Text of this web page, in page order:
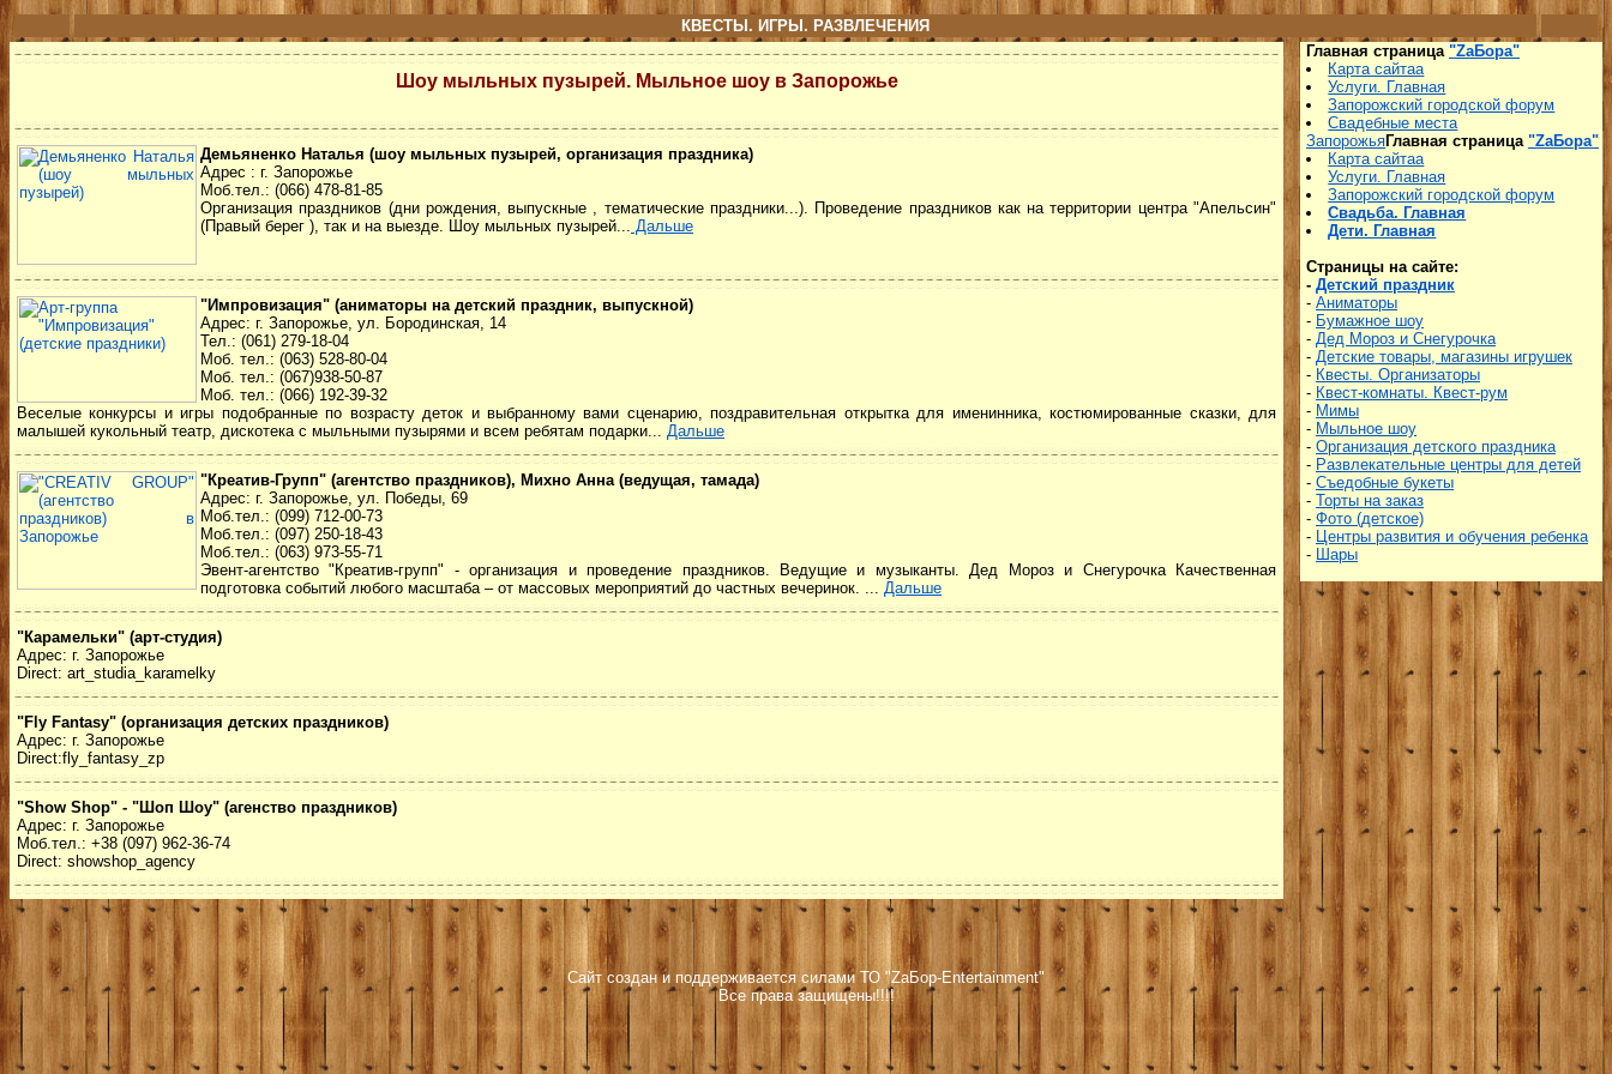
КВЕСТЫ. ИГРЫ. РАЗВЛЕЧЕНИЯ
Шоу мыльных пузырей. Мыльное шоу в Запорожье
Демьяненко Наталья (шоу мыльных пузырей, организация праздника)
Адрес : г. Запорожье
Моб.тел.: (066) 478-81-85
Организация праздников (дни рождения, выпускные , тематические праздники...). Проведение праздников как на территории центра "Апельсин"
(Правый берег ), так и на выезде. Шоу мыльных пузырей... Дальше
"Импровизация" (аниматоры на детский праздник, выпускной)
Адрес: г. Запорожье, ул. Бородинская, 14
Тел.: (061) 279-18-04
Моб. тел.: (063) 528-80-04
Моб. тел.: (067)938-50-87
Моб. тел.: (066) 192-39-32
Веселые конкурсы и игры подобранные по возрасту деток и выбранному вами сценарию, поздравительная открытка для именинника, костюмированные сказки, для
малышей кукольный театр, дискотека с мыльными пузырями и всем ребятам подарки... Дальше
"Креатив-Групп" (агентство праздников), Михно Анна (ведущая, тамада)
Адрес: г. Запорожье, ул. Победы, 69
Моб.тел.: (099) 712-00-73
Моб.тел.: (097) 250-18-43
Моб.тел.: (063) 973-55-71
Эвент-агентство "Креатив-групп" - организация и проведение праздников. Ведущие и музыканты. Дед Мороз и Снегурочка Качественная
подготовка событий любого масштаба – от массовых мероприятий до частных вечеринок. ... Дальше
"Карамельки" (арт-студия)
Адрес: г. Запорожье
Direct: art_studia_karamelky
"Fly Fantasy" (организация детских праздников)
Адрес: г. Запорожье
Direct:fly_fantasy_zp
"Show Shop" - "Шоп Шоу" (агенство праздников)
Адрес: г. Запорожье
Моб.тел.: +38 (097) 962-36-74
Direct: showshop_agency
Главная страница "ZаБора"
Карта сайтаа
Услуги. Главная
Запорожский городской форум
Свадебные места
ЗапорожьяГлавная страница "ZаБора"
Карта сайтаа
Услуги. Главная
Запорожский городской форум
Свадьба. Главная
Дети. Главная
Страницы на сайте:
- Детский праздник
- Аниматоры
- Бумажное шоу
- Дед Мороз и Снегурочка
- Детские товары, магазины игрушек
- Квесты. Организаторы
- Квест-комнаты. Квест-рум
- Мимы
- Мыльное шоу
- Организация детского праздника
- Развлекательные центры для детей
- Съедобные букеты
- Торты на заказ
- Фото (детское)
- Центры развития и обучения ребенка
- Шары
Сайт создан и поддерживается силами ТО "ZаБор-Entertainment"
Все права защищены!!!!